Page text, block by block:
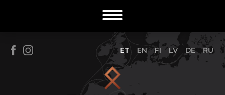
ET EN FI LV DE RU